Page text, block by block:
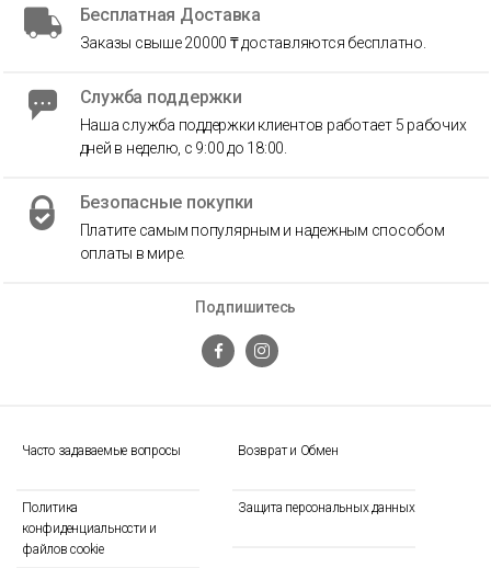
Часто задаваемые вопросы Возврат и Обмен
Политика
конфиденциальности и
файлов cookie
Защита персональных данных
Подпишитесь
Бесплатная Доставка
Заказы свыше 20000 ₸ доставляются бесплатно.
Служба поддержки
Наша служба поддержки клиентов работает 5 рабочих
дней в неделю, с 9:00 до 18:00.
Безопасные покупки
Платите самым популярным и надежным способом
оплаты в мире.